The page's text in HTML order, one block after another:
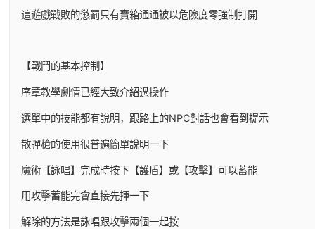
這遊戲戰敗的懲罰只有寶箱通通被以危險度零強制打開
【戰鬥的基本控制】
序章教學劇情已經大致介紹過操作
選單中的技能都有說明，跟路上的NPC對話也會看到提示
散彈槍的使用很普遍簡單說明一下
魔術【詠唱】完成時按下【護盾】或【攻擊】可以蓄能
用攻擊蓄能完會直接先揮一下
解除的方法是詠唱跟攻擊兩個一起按